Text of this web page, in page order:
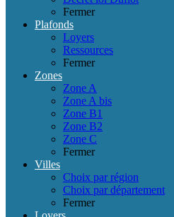
Fermer
Plafonds
Loyers
Ressources
Fermer
Zones
Zone A
Zone A bis
Zone B1
Zone B2
Zone C
Fermer
Villes
Choix par région
Choix par département
Fermer